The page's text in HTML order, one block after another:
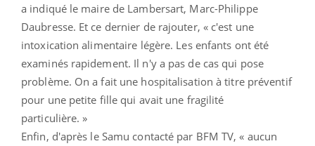
a indiqué le maire de Lambersart, Marc-Philippe
Daubresse. Et ce dernier de rajouter, « c'est une
intoxication alimentaire légère. Les enfants ont été
examinés rapidement. Il n'y a pas de cas qui pose
problème. On a fait une hospitalisation à titre préventif
pour une petite fille qui avait une fragilité
particulière. »
Enfin, d'après le Samu contacté par BFM TV, « aucun